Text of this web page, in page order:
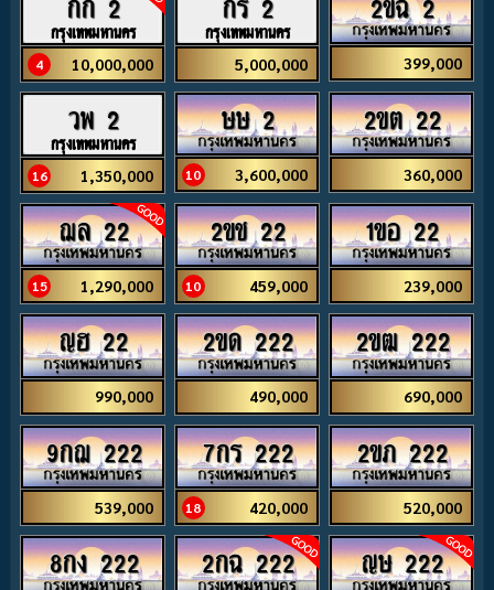
กรุงเทพมหานคร
4 10,000,000
กรุงเทพมหานคร
5,000,000 399,000
วพ 2
กรุงเทพมหานคร
16 1,350,000
ษษ 2
10 3,600,000
2ขต 22
360,000
ฌล 22
15 1,290,000
2ขช 22
10 459,000
1ขอ 22
239,000
ญฮ 22
990,000
2ขด 222
490,000
2ขฒ 222
690,000
9กฌ 222
539,000
7กร 222
18 420,000
2ขภ 222
520,000
8กง 222 2กฉ 222 ญษ 222